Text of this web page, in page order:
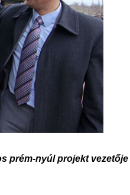
prém-nyúl projekt vezetője